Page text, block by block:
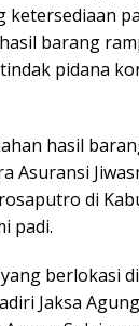
ketersediaan
barang
pidana
hasil
Asuransi
di
padi.
berlokasi
Jaksa